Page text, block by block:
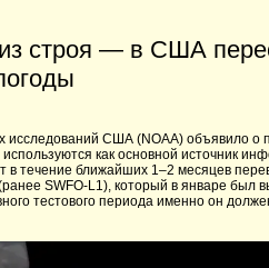
строя — в США
исследований США (NOAA) объявило о
как основной источник
в течение ближайших 1–2 месяцев
SWFO-L1), который в январе был
тестового периода именно он